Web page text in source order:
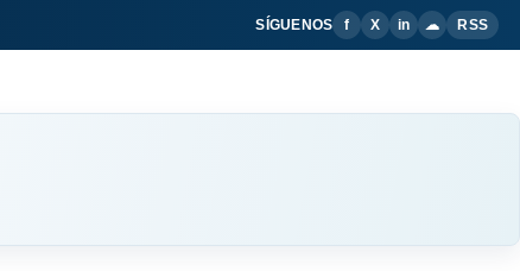
SÍGUENOS f X in ☁ RSS